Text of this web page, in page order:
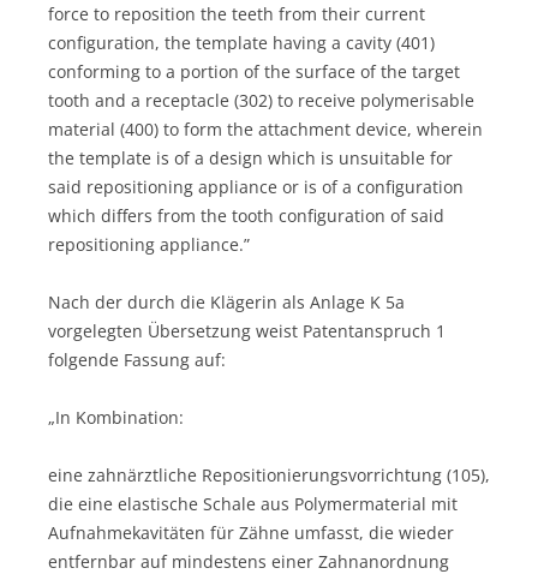
force to reposition the teeth from their current
configuration, the template having a cavity (401)
conforming to a portion of the surface of the target
tooth and a receptacle (302) to receive polymerisable
material (400) to form the attachment device, wherein
the template is of a design which is unsuitable for
said repositioning appliance or is of a configuration
which differs from the tooth configuration of said
repositioning appliance.”
Nach der durch die Klägerin als Anlage K 5a
vorgelegten Übersetzung weist Patentanspruch 1
folgende Fassung auf:
„In Kombination:
eine zahnärztliche Repositionierungsvorrichtung (105),
die eine elastische Schale aus Polymermaterial mit
Aufnahmekavitäten für Zähne umfasst, die wieder
entfernbar auf mindestens einer Zahnanordnung